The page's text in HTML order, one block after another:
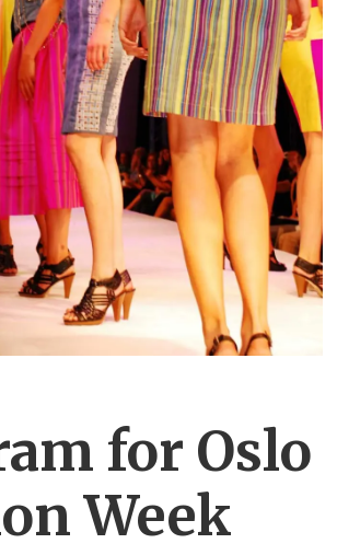
for Oslo
Week